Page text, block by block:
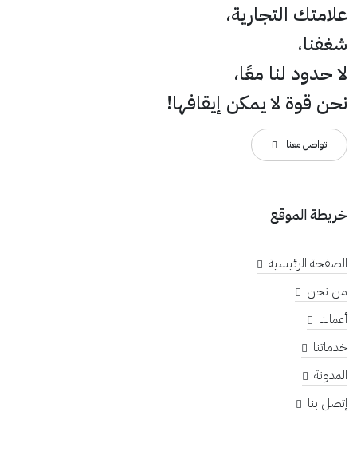
علامتك التجارية،
شغفنا،
لا حدود لنا معًا،
نحن قوة لا يمكن إيقافها!
تواصل معنا
خريطة الموقع
الصفحة الرئيسية
من نحن
أعمالنا
خدماتنا
المدونة
إتصل بنا